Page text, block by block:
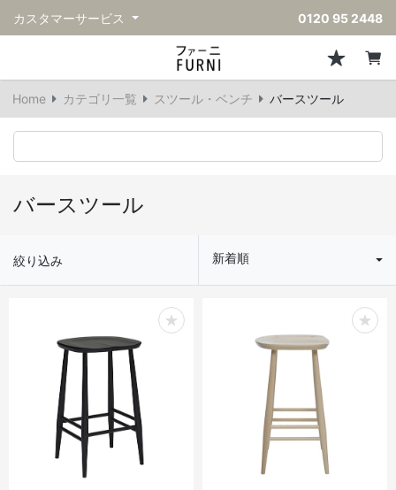
カスタマーサービス 0120 95 2448
Home カテゴリ一覧 スツール・ベンチ バースツール
バースツール
絞り込み 新着順
ソファ
すべてのソファ
コーナーソファ
アウトドアソファ
チェア
すべてのチェア
ラウンジチェア
アームチェア
ヴィンテージチェア
スツール・ベンチ
すべてのスツール・ベンチ
ベンチ
テーブル
すべてのテーブル
センターテーブル
コンソールテーブル
ヴィンテージテーブル
ラウンドテーブル
収納
すべての収納
本棚
ライト・照明
すべてのライト・照明
デスクライト
ヴィンテージライト
ウォールライト
アウトドアライト
アクセサリー
すべてのアクセサリー
オブジェ
クッション
テーブルウェア
ステーショナリー
フレグランス
すべてのフレグランス